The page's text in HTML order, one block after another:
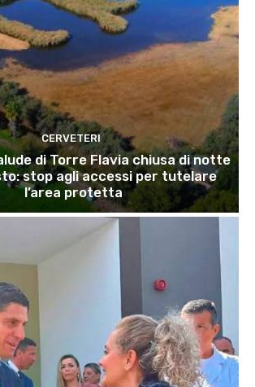
CERVETERI
di Torre Flavia chiusa di notte
stop agli accessi per tutelare
l’area protetta